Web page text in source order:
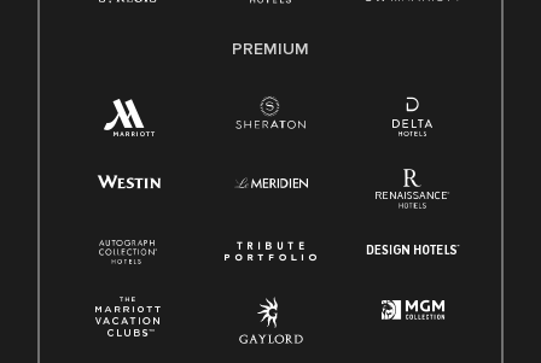
PREMIUM